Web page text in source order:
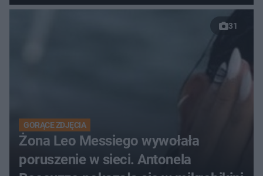
31
GORĄCE ZDJĘCIA
Żona Leo Messiego wywołała
poruszenie w sieci. Antonela